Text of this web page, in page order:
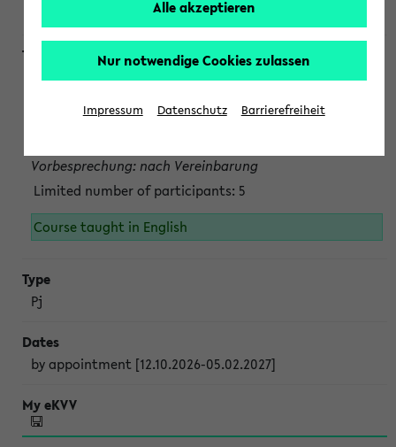
Wendisch, Peters-Wendisch, Stegelmann
Projektmodul "Bakterielle Biotechnologie"
Persönliche Anmeldung beim Veranstalter ist unbedingt
Vorbesprechung: nach Vereinbarung
Limited number of participants: 5
Course taught in English
Pj
by appointment [12.10.2026-05.02.2027]
Alle akzeptieren
Nur notwendige Cookies zulassen
Impressum Datenschutz Barrierefreiheit